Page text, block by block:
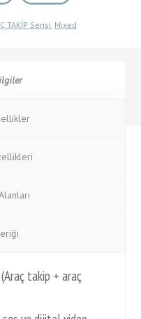
TAKİP Serisi, Mixed
takip + araç